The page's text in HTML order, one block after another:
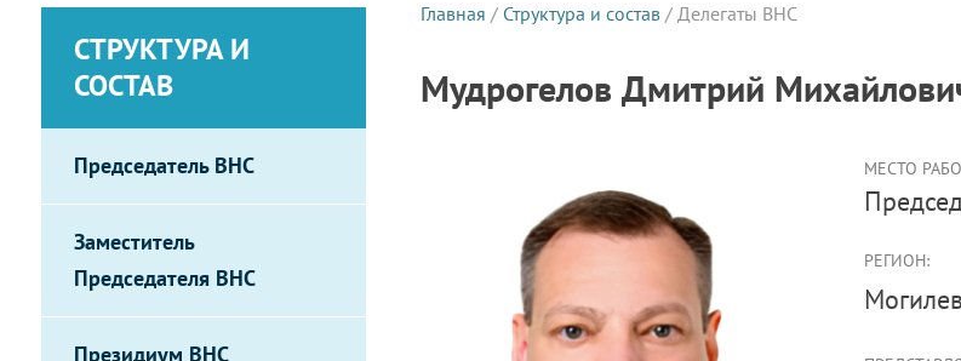
СТРУКТУРА И
СОСТАВ
Председатель ВНС
Заместитель
Председателя ВНС
Президиум ВНС
Главная / Структура и состав / Делегаты ВНС
Мудрогелов Дмитрий
МЕСТО
РЕГИОН: